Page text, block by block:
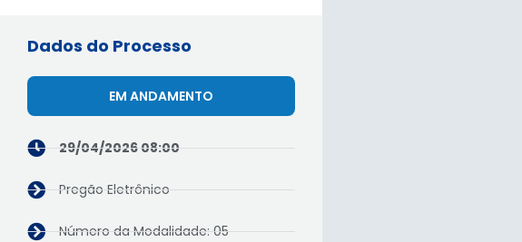
Dados do Processo
EM ANDAMENTO
29/04/2026 08:00
Pregão Eletrônico
Número da Modalidade: 05